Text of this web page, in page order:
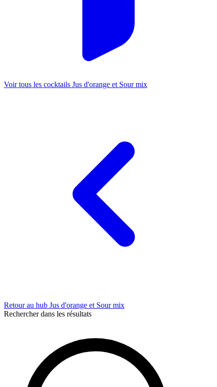
Voir tous les cocktails Jus d'orange et Sour mix
Retour au hub Jus d'orange et Sour mix
Rechercher dans les résultats